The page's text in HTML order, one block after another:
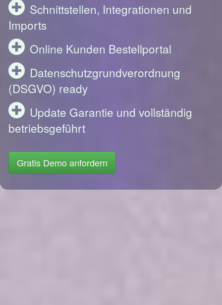
Schnittstellen, Integrationen und
Imports
Online Kunden Bestellportal
Datenschutzgrundverordnung
(DSGVO) ready
Update Garantie und vollständig
betriebsgeführt
Gratis Demo anfordern